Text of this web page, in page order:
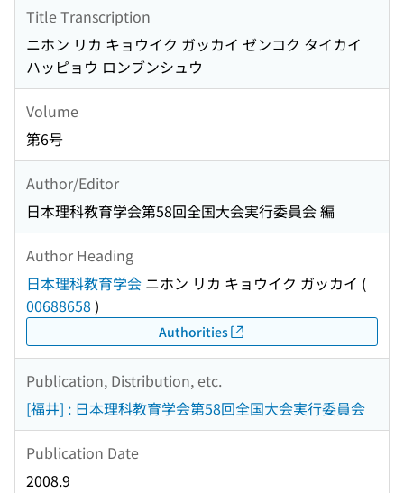
Title Transcription
ニホン リカ キョウイク ガッカイ ゼンコク タイカイ
ハッピョウ ロンブンシュウ
Volume
第6号
Author/Editor
日本理科教育学会第58回全国大会実行委員会 編
Author Heading
日本理科教育学会 ニホン リカ キョウイク ガッカイ (
00688658 )
Authorities
Publication, Distribution, etc.
[福井] : 日本理科教育学会第58回全国大会実行委員会
Publication Date
2008.9